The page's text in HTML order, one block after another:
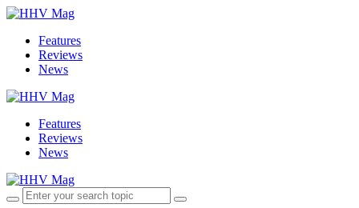
Features
Reviews
News
Features
Reviews
News